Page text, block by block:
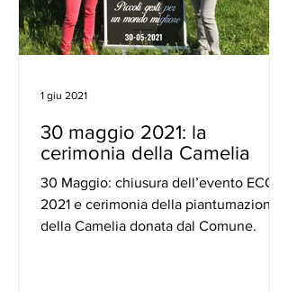
30 maggio 2021: la
cerimonia della Camelia
30 Maggio: chiusura dell’evento ECO
2021 e cerimonia della piantumazione
della Camelia donata dal Comune.
1 giu 2021